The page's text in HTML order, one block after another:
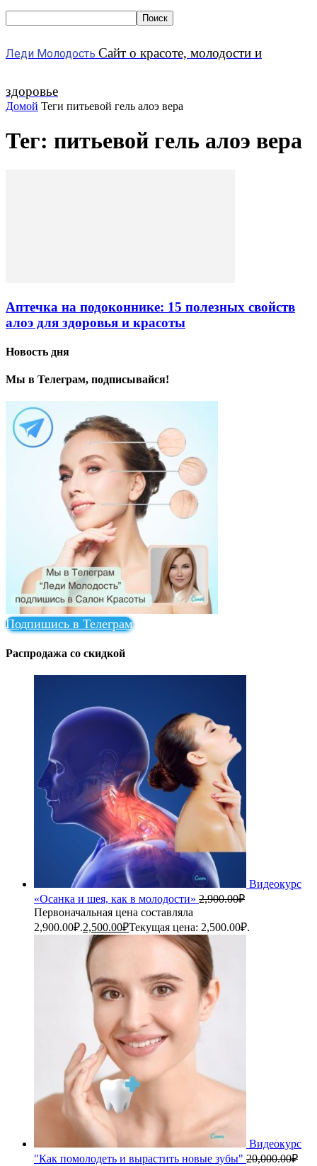
Леди Молодость Сайт о красоте, молодости и
здоровье
Домой Теги питьевой гель алоэ вера
Тег: питьевой гель алоэ вера
Аптечка на подоконнике: 15 полезных свойств
алоэ для здоровья и красоты
Новость дня
Мы в Телеграм, подписывайся!
Подпишись в Телеграм
Распродажа со скидкой
Видеокурс
«Осанка и шея, как в молодости» 2,900.00₽
Первоначальная цена составляла
2,900.00₽.2,500.00₽Текущая цена: 2,500.00₽.
Видеокурс
"Как помолодеть и вырастить новые зубы" 20,000.00₽